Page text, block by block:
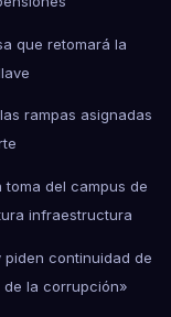
que retomará la
rampas asignadas
del campus de
infraestructura
piden continuidad de
la corrupción»